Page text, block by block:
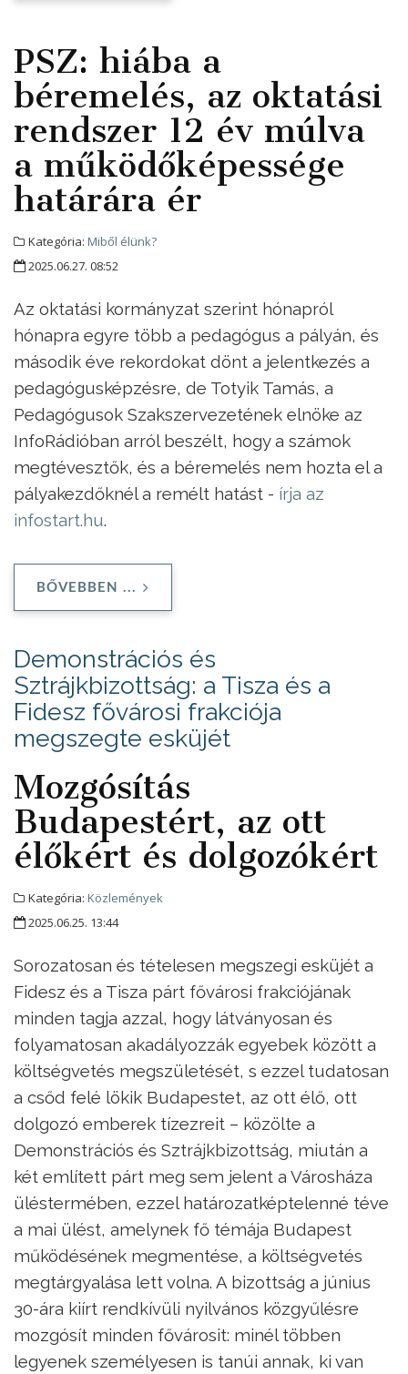
PSZ: hiába a
béremelés, az oktatási
rendszer 12 év múlva
a működőképessége
határára ér
Kategória: Miből élünk?
2025.06.27. 08:52
Az oktatási kormányzat szerint hónapról
hónapra egyre több a pedagógus a pályán, és
második éve rekordokat dönt a jelentkezés a
pedagógusképzésre, de Totyik Tamás, a
Pedagógusok Szakszervezetének elnöke az
InfoRádióban arról beszélt, hogy a számok
megtévesztők, és a béremelés nem hozta el a
pályakezdőknél a remélt hatást - írja az
infostart.hu.
BŐVEBBEN ...
Demonstrációs és
Sztrájkbizottság: a Tisza és a
Fidesz fővárosi frakciója
megszegte esküjét
Mozgósítás
Budapestért, az ott
élőkért és dolgozókért
Kategória: Közlemények
2025.06.25. 13:44
Sorozatosan és tételesen megszegi esküjét a
Fidesz és a Tisza párt fővárosi frakciójának
minden tagja azzal, hogy látványosan és
folyamatosan akadályozzák egyebek között a
költségvetés megszületését, s ezzel tudatosan
a csőd felé lökik Budapestet, az ott élő, ott
dolgozó emberek tízezreit – közölte a
Demonstrációs és Sztrájkbizottság, miután a
két említett párt meg sem jelent a Városháza
üléstermében, ezzel határozatképtelenné téve
a mai ülést, amelynek fő témája Budapest
működésének megmentése, a költségvetés
megtárgyalása lett volna. A bizottság a június
30-ára kiírt rendkívüli nyilvános közgyűlésre
mozgósít minden fővárosit: minél többen
legyenek személyesen is tanúi annak, ki van